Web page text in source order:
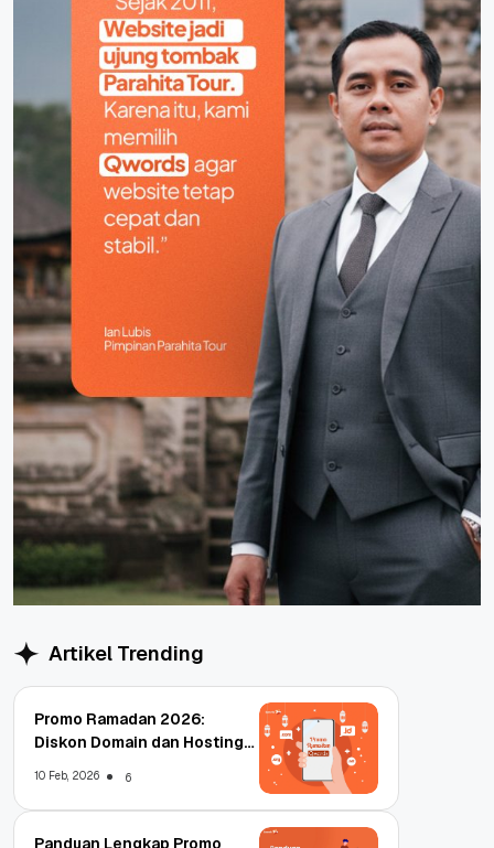
Artikel Trending
Promo Ramadan 2026:
Diskon Domain dan Hosting
10 Feb, 2026 6
Panduan Lengkap Promo